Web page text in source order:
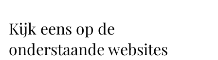
Kijk eens op de
onderstaande websites